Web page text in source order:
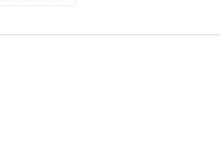
behandelt, um die natürlichen
Verwendung der besten Materialien